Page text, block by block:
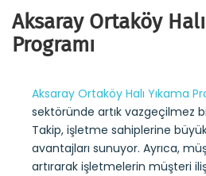
Aksaray Ortaköy
Programı
Aksaray Ortaköy Halı Yıkama
sektöründe artık vazgeçilmez
Takip, işletme sahiplerine
avantajları sunuyor. Ayrıca,
artırarak işletmelerin müşteri